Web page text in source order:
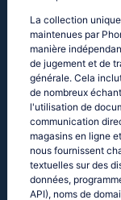
La collection
maintenues par
manière
de jugement et de
générale. Cela
de nombreux
l'utilisation de
communication
magasins en ligne
nous fournissent
textuelles sur des
données,
API), noms de